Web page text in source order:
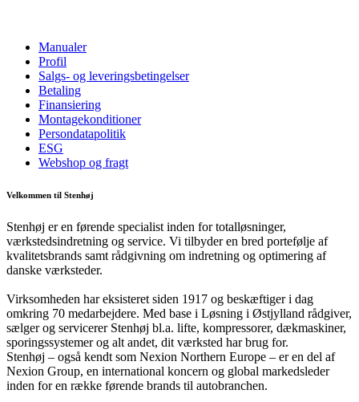
Manualer
Profil
Salgs- og leveringsbetingelser
Betaling
Finansiering
Montagekonditioner
Persondatapolitik
ESG
Webshop og fragt
Velkommen til Stenhøj
Stenhøj er en førende specialist inden for totalløsninger,
værkstedsindretning og service. Vi tilbyder en bred portefølje af
kvalitetsbrands samt rådgivning om indretning og optimering af
danske værksteder.
Virksomheden har eksisteret siden 1917 og beskæftiger i dag
omkring 70 medarbejdere. Med base i Løsning i Østjylland rådgiver,
sælger og servicerer Stenhøj bl.a. lifte, kompressorer, dækmaskiner,
sporingssystemer og alt andet, dit værksted har brug for.
Stenhøj – også kendt som Nexion Northern Europe – er en del af
Nexion Group, en international koncern og global markedsleder
inden for en række førende brands til autobranchen.